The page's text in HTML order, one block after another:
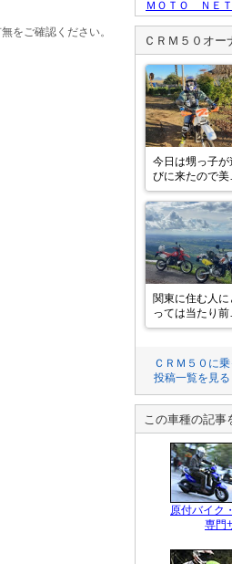
をご確認ください。
ＭＯＴＯ ＮＥ
ＣＲＭ５０ オー
今日は甥っ子が
びに来たので美
しいラーメン食
てきました😃
食後はモトクロ
遊び🤣🤣
関東に住む人に
っては当たり前
光景、
地域外に住む人
は不思議な景色
そうです🤔
かねてからお約
してた@96009
んと
モトクル発のリ
ルオフ会❓️😆
ＣＲＭ５０ に
投稿一覧を見る
この車種の記事
原付バイク
専門